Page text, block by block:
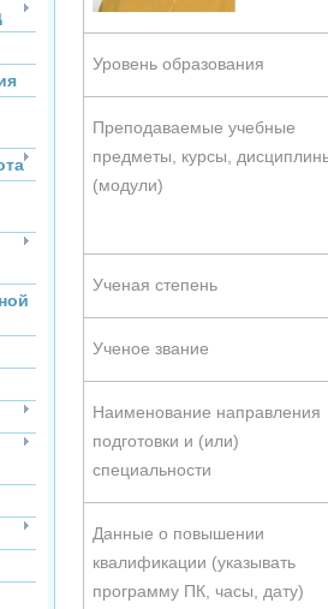
Уровень образования
Преподаваемые учебные
предметы, курсы,
(модули)
Ученая степень
Ученое звание
Наименование направления
подготовки и (или)
специальности
Данные о повышении
квалификации (указывать
программу ПК, часы, дату)